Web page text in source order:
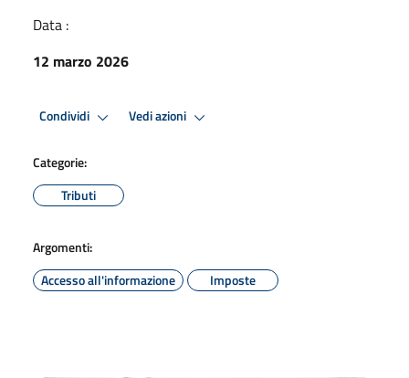
Data :
12 marzo 2026
Condividi Vedi azioni
Categorie:
Tributi
Argomenti:
Accesso all'informazione
Imposte